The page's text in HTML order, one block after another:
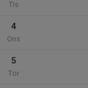
Tis
4
Ons
5
Tor